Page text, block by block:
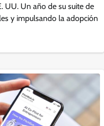
UU. Un año de su suite de
y impulsando la adopción